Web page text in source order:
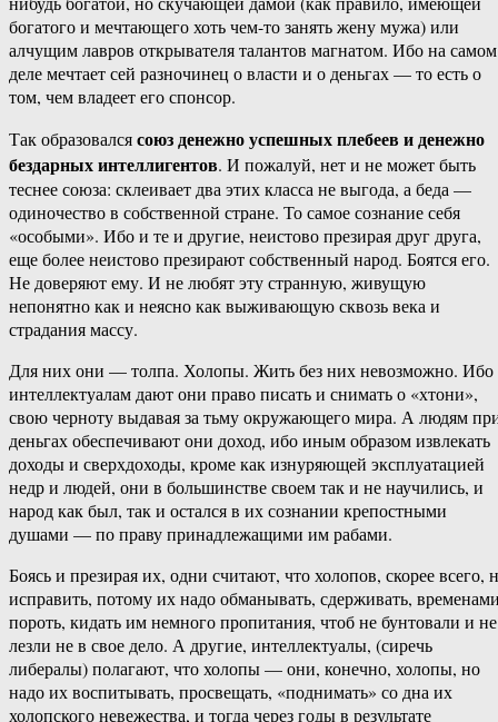
богатого и мечтающего хоть чем-то занять жену мужа) или
алчущим лавров открывателя талантов магнатом. Ибо на самом
деле мечтает сей разночинец о власти и о деньгах — то есть о
том, чем владеет его спонсор.
Так образовалсясоюз денежно успешных плебеев и денежно
бездарных интеллигентов. И пожалуй, нет и не может быть
теснее союза: склеивает два этих класса не выгода, а беда —
одиночество в собственной стране. То самое сознание себя
«особыми». Ибо и те и другие, неистово презирая друг друга,
еще более неистово презирают собственный народ. Боятся его.
Не доверяют ему. И не любят эту странную, живущую
непонятно как и неясно как выживающую сквозь века и
страдания массу.
Для них они — толпа. Холопы. Жить без них невозможно. Ибо
интеллектуалам дают они право писать и снимать о «хтони»,
свою черноту выдавая за тьму окружающего мира. А людям
деньгах обеспечивают они доход, ибо иным образом извлекать
доходы и сверхдоходы, кроме как изнуряющей эксплуатацией
недр и людей, они в большинстве своем так и не научились, и
народ как был, так и остался в их сознании крепостными
душами — по праву принадлежащими им рабами.
Боясь и презирая их, одни считают, что холопов, скорее всего,
исправить, потому их надо обманывать, сдерживать,
пороть, кидать им немного пропитания, чтоб не бунтовали и не
лезли не в свое дело. А другие, интеллектуалы, (сиречь
либералы) полагают, что холопы — они, конечно, холопы, но
надо их воспитывать, просвещать, «поднимать» со дна их
холопского невежества, и тогда через годы в результате